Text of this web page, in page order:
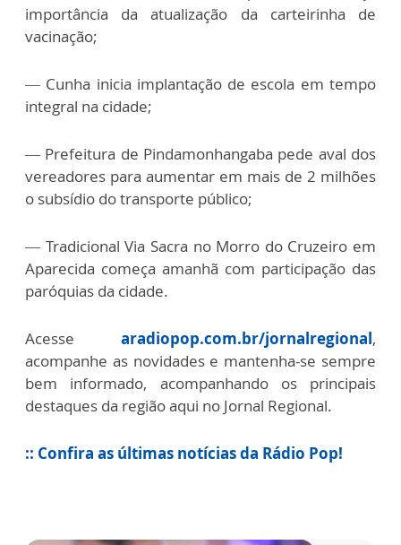
importância da atualização da carteirinha de
vacinação;
— Cunha inicia implantação de escola em tempo
integral na cidade;
— Prefeitura de Pindamonhangaba pede aval dos
vereadores para aumentar em mais de 2 milhões
o subsídio do transporte público;
— Tradicional Via Sacra no Morro do Cruzeiro em
Aparecida começa amanhã com participação das
paróquias da cidade.
Acesse aradiopop.com.br/jornalregional,
acompanhe as novidades e mantenha-se sempre
bem informado, acompanhando os principais
destaques da região aqui no Jornal Regional.
:: Confira as últimas notícias da Rádio Pop!